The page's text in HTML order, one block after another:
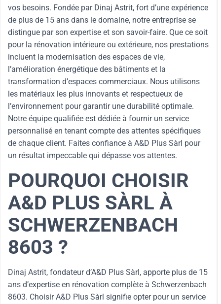
vos besoins. Fondée par Dinaj Astrit, fort d’une expérience
de plus de 15 ans dans le domaine, notre entreprise se
distingue par son expertise et son savoir-faire. Que ce soit
pour la rénovation intérieure ou extérieure, nos prestations
incluent la modernisation des espaces de vie,
l’amélioration énergétique des bâtiments et la
transformation d’espaces commerciaux. Nous utilisons
les matériaux les plus innovants et respectueux de
l’environnement pour garantir une durabilité optimale.
Notre équipe qualifiée est dédiée à fournir un service
personnalisé en tenant compte des attentes spécifiques
de chaque client. Faites confiance à A&D Plus Sàrl pour
un résultat impeccable qui dépasse vos attentes.
POURQUOI CHOISIR
A&D PLUS SÀRL À
SCHWERZENBACH
8603 ?
Dinaj Astrit, fondateur d’A&D Plus Sàrl, apporte plus de 15
ans d’expertise en rénovation complète à Schwerzenbach
8603. Choisir A&D Plus Sàrl signifie opter pour un service